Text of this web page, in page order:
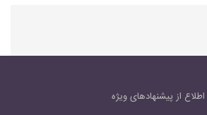
اطلاع از پیشنهاد‌های‌ ویژه